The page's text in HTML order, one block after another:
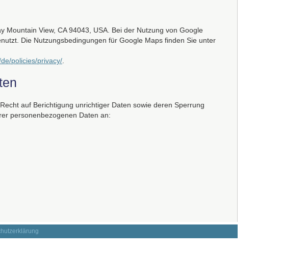
View, CA 94043, USA. Bei der Nutzung von Google
Die Nutzungsbedingungen für Google Maps finden Sie unter
policies/privacy/
auf Berichtigung unrichtiger Daten sowie deren Sperrung
personenbezogenen Daten an: